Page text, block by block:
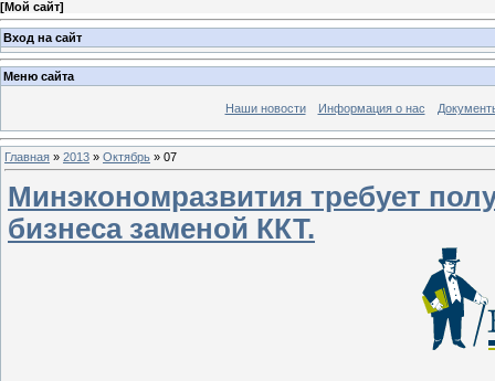
[Мой сайт]
Вход на сайт
Меню сайта
Наши новости Информация о нас
Главная » 2013 » Октябрь » 07
Минэкономразвития требует
бизнеса заменой ККТ.